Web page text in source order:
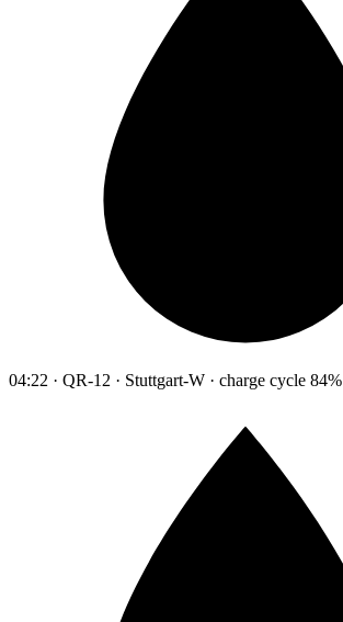
04:22 · QR-12 · Stuttgart-W · charge cycle 84%